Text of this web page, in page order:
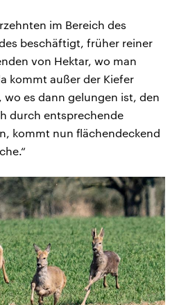
im Bereich des
beschäftigt, früher reiner
von Hektar, wo man
kommt außer der Kiefer
wo es dann gelungen ist, den
durch entsprechende
kommt nun flächendeckend